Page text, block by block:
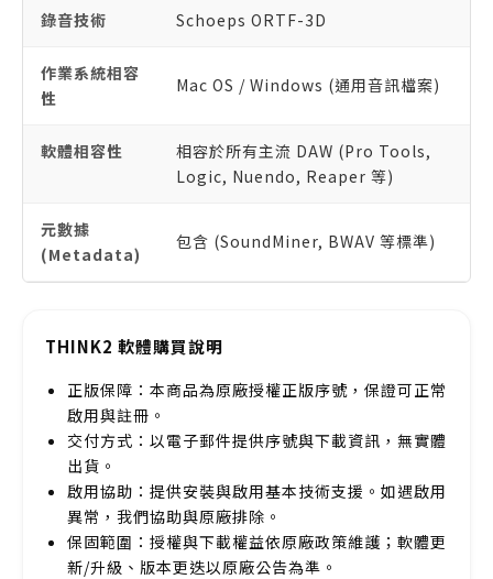
錄音技術 Schoeps ORTF-3D
作業系統相容
性
Mac OS / Windows (通用音訊檔案)
軟體相容性
相容於所有主流 DAW (Pro Tools,
Logic, Nuendo, Reaper 等)
元數據
(Metadata)
包含 (SoundMiner, BWAV 等標準)
THINK2 軟體購買說明
正版保障：本商品為原廠授權正版序號，保證可正常
啟用與註冊。
交付方式：以電子郵件提供序號與下載資訊，無實體
出貨。
啟用協助：提供安裝與啟用基本技術支援。如遇啟用
異常，我們協助與原廠排除。
保固範圍：授權與下載權益依原廠政策維護；軟體更
新/升級、版本更迭以原廠公告為準。